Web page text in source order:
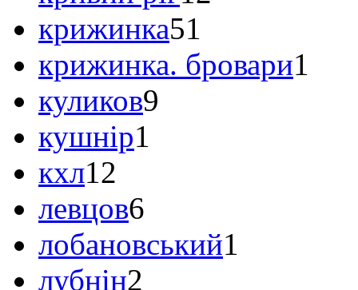
крижинка51
крижинка. бровари1
куликов9
кушнір1
кхл12
левцов6
лобановський1
лубнін2